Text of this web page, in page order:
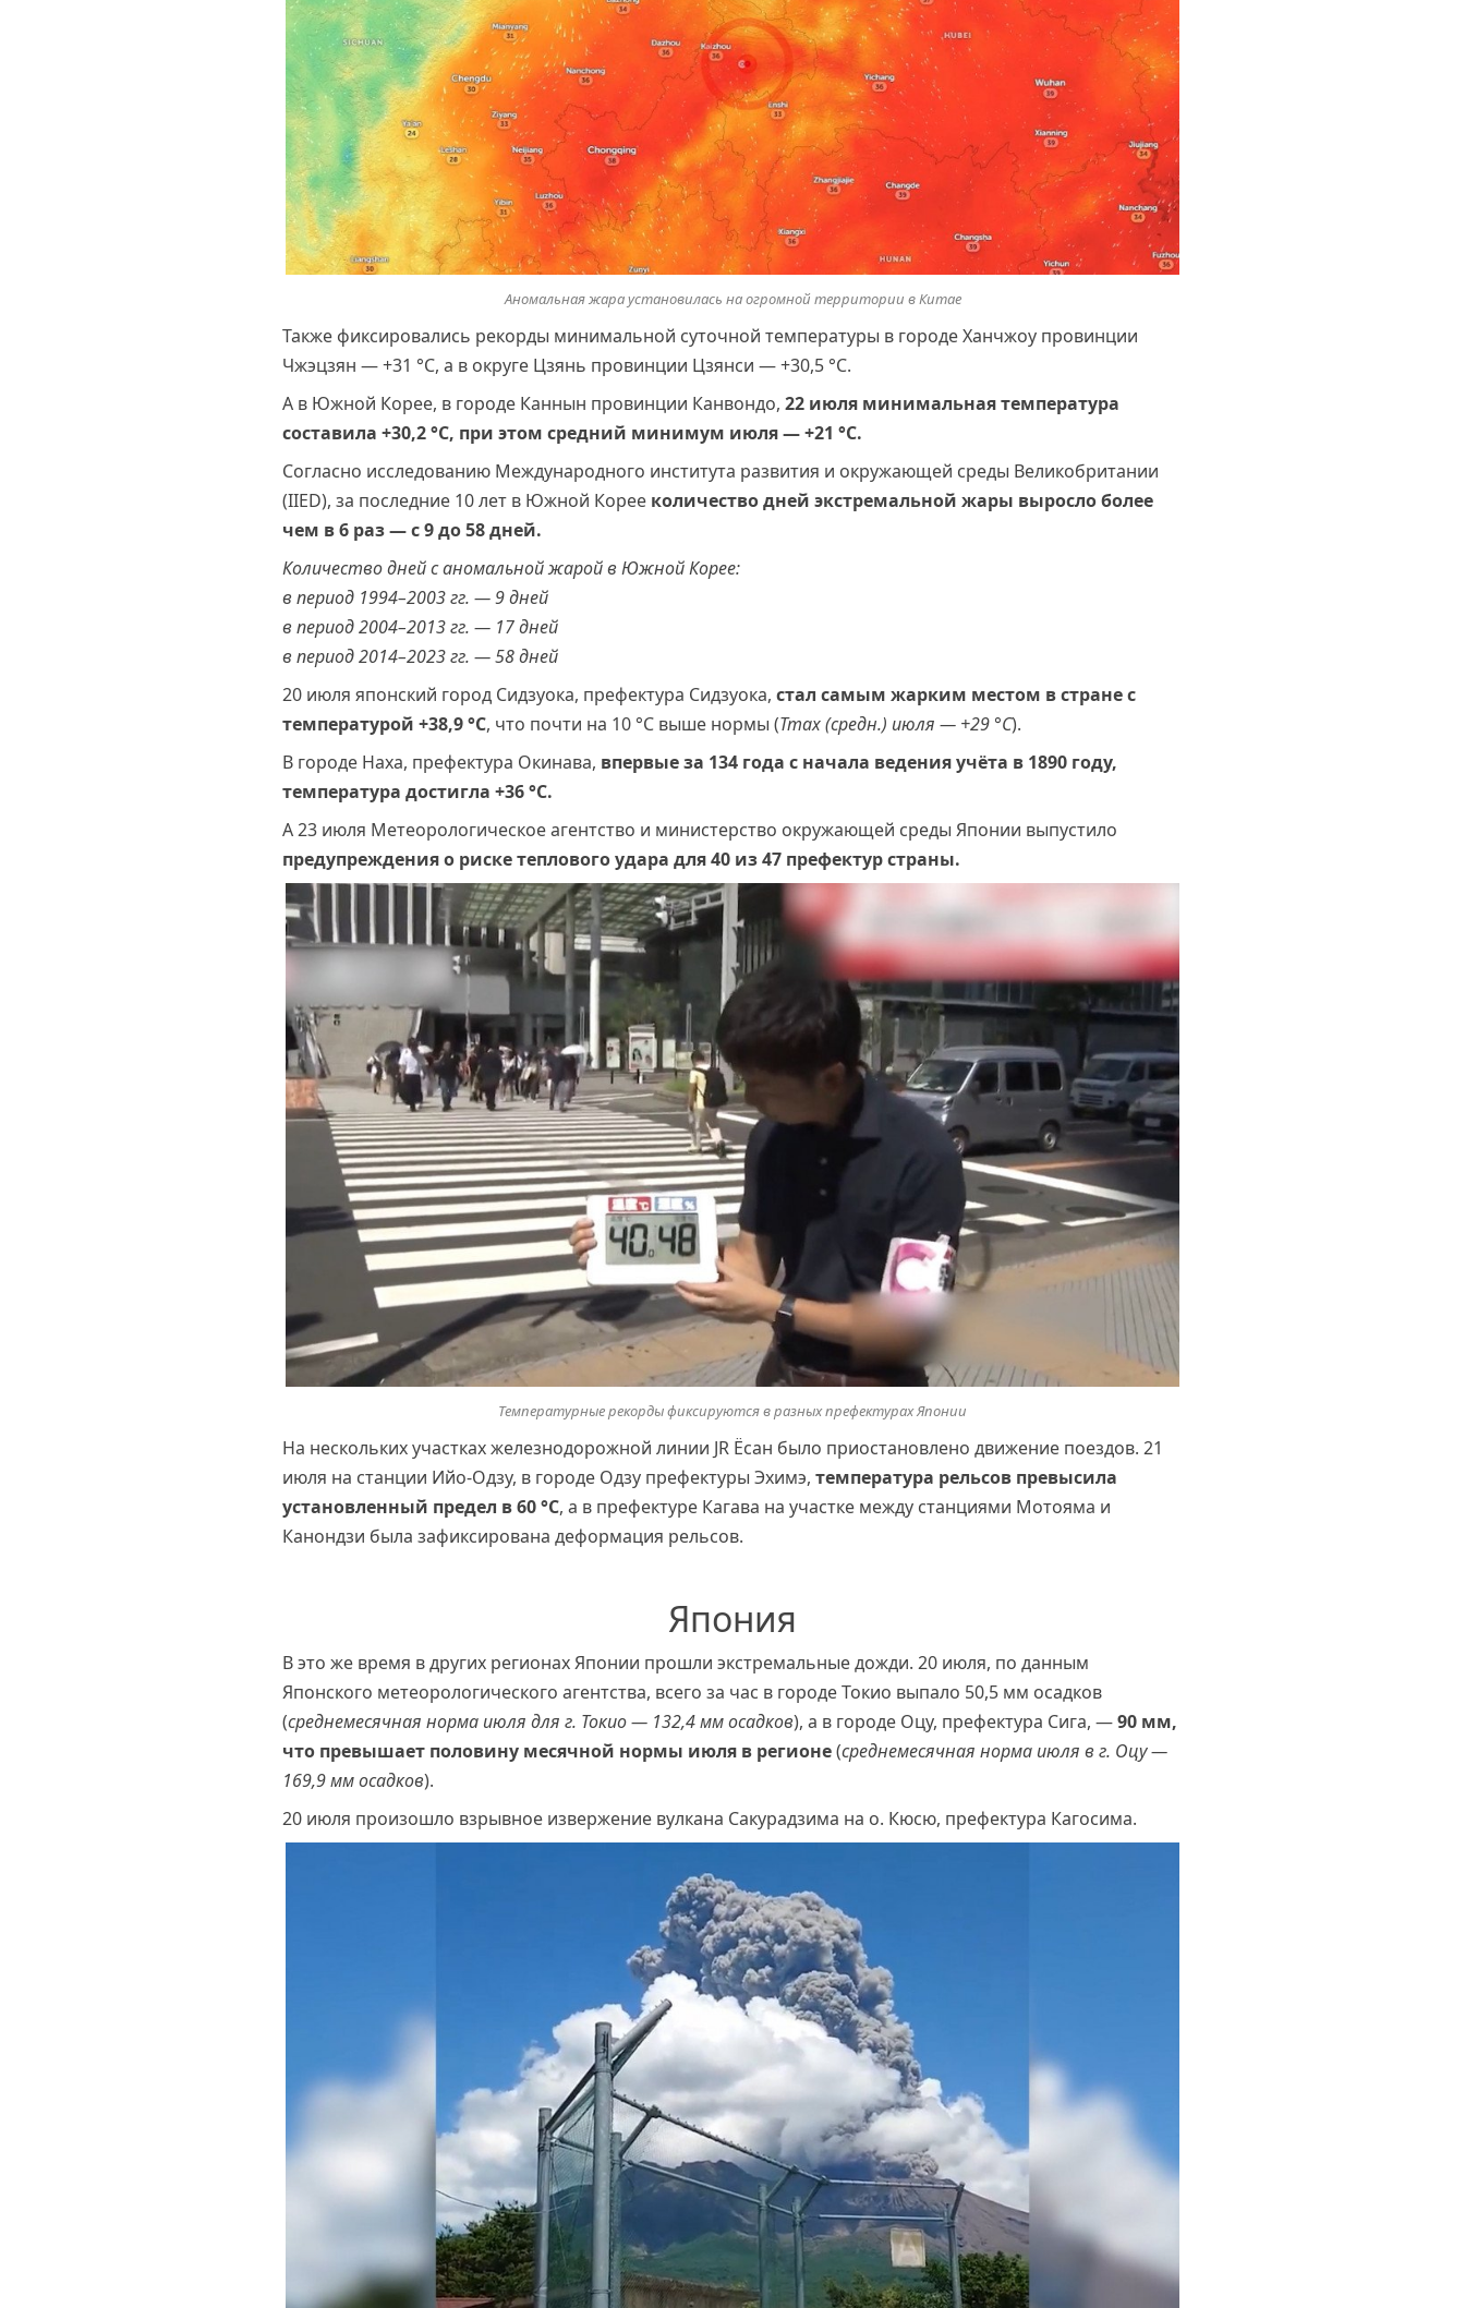
Аномальная жара установилась на огромной территории в Китае
Также фиксировались рекорды минимальной суточной температуры в городе Ханчжоу провинции
Чжэцзян — +31 °С, а в округе Цзянь провинции Цзянси — +30,5 °С.
А в Южной Корее, в городе Каннын провинции Канвондо, 22 июля минимальная температура
составила +30,2 °C, при этом средний минимум июля — +21 °C.
Согласно исследованию Международного института развития и окружающей среды Великобритании
(IIED), за последние 10 лет в Южной Корее количество дней экстремальной жары выросло более
чем в 6 раз — с 9 до 58 дней.
Количество дней с аномальной жарой в Южной Корее:
в период 1994–2003 гг. — 9 дней
в период 2004–2013 гг. — 17 дней
в период 2014–2023 гг. — 58 дней
20 июля японский город Сидзуока, префектура Сидзуока, стал самым жарким местом в стране с
температурой +38,9 °С, что почти на 10 °С выше нормы (Tmax (средн.) июля — +29 °С).
В городе Наха, префектура Окинава, впервые за 134 года с начала ведения учёта в 1890 году,
температура достигла +36 °С.
А 23 июля Метеорологическое агентство и министерство окружающей среды Японии выпустило
предупреждения о риске теплового удара для 40 из 47 префектур страны.
Температурные рекорды фиксируются в разных префектурах Японии
На нескольких участках железнодорожной линии JR Ёсан было приостановлено движение поездов. 21
июля на станции Ийо-Одзу, в городе Одзу префектуры Эхимэ, температура рельсов превысила
установленный предел в 60 °С, а в префектуре Кагава на участке между станциями Мотояма и
Канондзи была зафиксирована деформация рельсов.
Япония
В это же время в других регионах Японии прошли экстремальные дожди. 20 июля, по данным
Японского метеорологического агентства, всего за час в городе Токио выпало 50,5 мм осадков
(среднемесячная норма июля для г. Токио — 132,4 мм осадков), а в городе Оцу, префектура Сига, —90 мм,
что превышает половину месячной нормы июля в регионе(среднемесячная норма июля в г. Оцу —
169,9 мм осадков).
20 июля произошло взрывное извержение вулкана Сакурадзима на о. Кюсю, префектура Кагосима.